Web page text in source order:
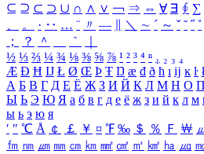
⊆ ⊇ ⊂ ⊃ ∪ ∩ ∧ ∨ ￢ ⇒ ⇔ ∀ ∃ ∮ ∑
、
。 · ‥ … ¨ 〃 ― ＼ ∼ ´ ～ ˇ ˘ ˝ ˚
；
？ ＾ ｀
½ ⅓ ⅔ ¼ ¾ ⅛ ⅜ ⅝ ⅞ ¹ ² ³ ⁴ ⁿ ₁ ₂ ₃ ₄
Æ Ð Ħ Ĳ Ł Ø Œ Þ Ŧ Ŋ æ đ ð ħ ı ĳ ĸ ŀ ł
А Б В Г Д Е Ё Ж З И Й К Л М Н О П
Ы Ь Э Ю Я а б в г д е ё ж з и й к л м
ы ь э ю я
′ ″ ℃ Å ￠ ￡ ￥ ¤ ℉ ‰ ＄ ％ Ｆ ￦
㎙ ㎚ ㎛ ㎜ ㎝ ㎞ ㎟ ㎠ ㎡ ㎢ ㏊ ㎍